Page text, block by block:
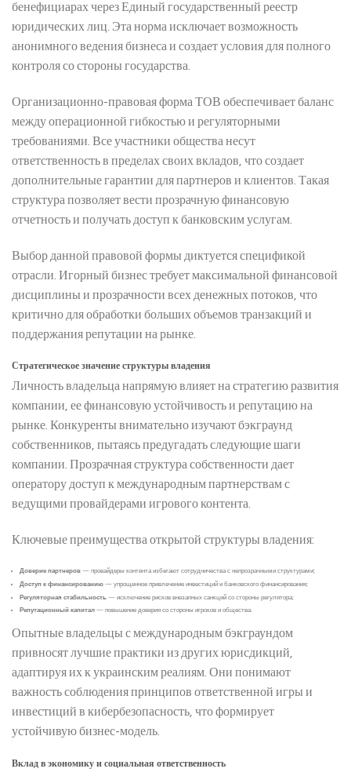
бенефициарах через Единый государственный реестр
юридических лиц. Эта норма исключает возможность
анонимного ведения бизнеса и создает условия для полного
контроля со стороны государства.
Организационно-правовая форма ТОВ обеспечивает баланс
между операционной гибкостью и регуляторными
требованиями. Все участники общества несут
ответственность в пределах своих вкладов, что создает
дополнительные гарантии для партнеров и клиентов. Такая
структура позволяет вести прозрачную финансовую
отчетность и получать доступ к банковским услугам.
Выбор данной правовой формы диктуется спецификой
отрасли. Игорный бизнес требует максимальной финансовой
дисциплины и прозрачности всех денежных потоков, что
критично для обработки больших объемов транзакций и
поддержания репутации на рынке.
Стратегическое значение структуры владения
Личность владельца напрямую влияет на стратегию развития
компании, ее финансовую устойчивость и репутацию на
рынке. Конкуренты внимательно изучают бэкграунд
собственников, пытаясь предугадать следующие шаги
компании. Прозрачная структура собственности дает
оператору доступ к международным партнерствам с
ведущими провайдерами игрового контента.
Ключевые преимущества открытой структуры владения:
Доверие партнеров — провайдеры контента избегают сотрудничества с непрозрачными структурами;
Доступ к финансированию — упрощенное привлечение инвестиций и банковского финансирования;
Регуляторная стабильность — исключение рисков внезапных санкций со стороны регулятора;
Репутационный капитал — повышение доверия со стороны игроков и общества.
Опытные владельцы с международным бэкграундом
привносят лучшие практики из других юрисдикций,
адаптируя их к украинским реалиям. Они понимают
важность соблюдения принципов ответственной игры и
инвестиций в кибербезопасность, что формирует
устойчивую бизнес-модель.
Вклад в экономику и социальная ответственность